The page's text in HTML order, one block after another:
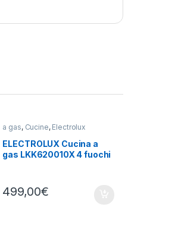
a gas, Cucine, Electrolux
ELECTROLUX Cucina a
gas LKK620010X 4 fuochi
499,00€